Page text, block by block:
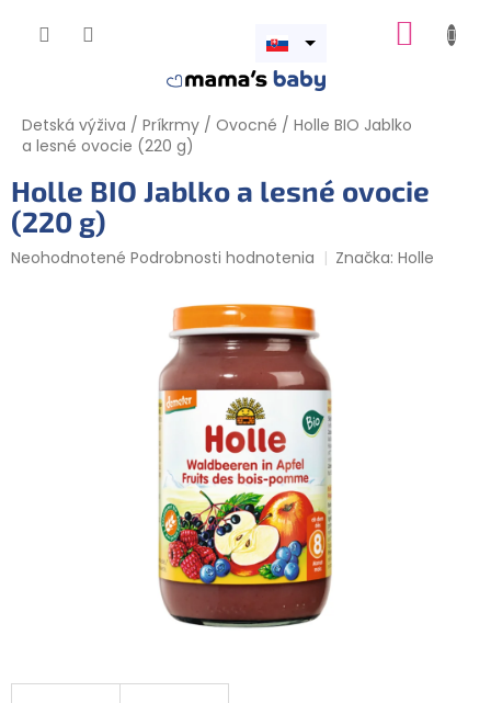
Otvoriť
Detská výživa / Príkrmy / Ovocné / Holle BIO Jablko
a lesné ovocie (220 g)
Holle BIO Jablko a lesné ovocie
(220 g)
Priemerné
Neohodnotené Podrobnosti hodnotenia Značka:Holle